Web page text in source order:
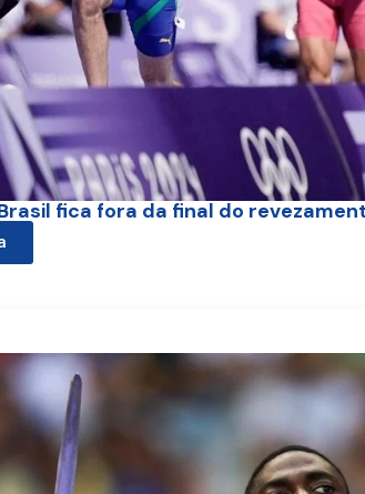
fica fora da final do